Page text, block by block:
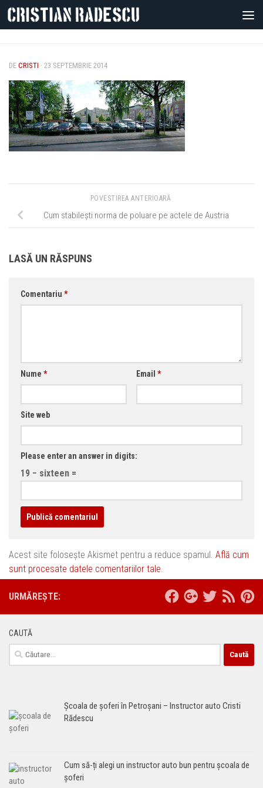
Skip to content
DE CRISTI · 23 SEPTEMBRIE 2014
POVESTIREA ANTERIOARĂ
Cum stabilești norma de poluare pe actele de Austria
LASĂ UN RĂSPUNS
Comentariu *
Nume * Email *
Site web
Please enter an answer in digits:
19 − sixteen =
Acest site folosește Akismet pentru a reduce spamul. Află cum
sunt procesate datele comentariilor tale
URMĂREȘTE:
CAUTĂ
Caută
după:
Școala de șoferi în Petroșani – Instructor auto Cristi
Rădescu
Cum să-ți alegi un instructor auto bun pentru școala de
șoferi